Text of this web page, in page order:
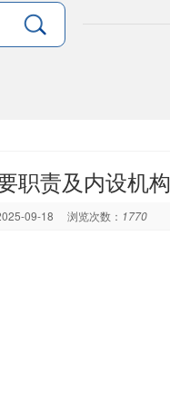
职责及内设机构
09-18 浏览次数： 1770